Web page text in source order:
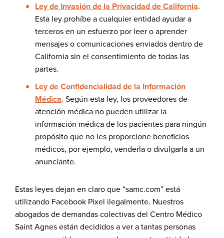
Ley de Invasión de la Privacidad de California.
Esta ley prohíbe a cualquier entidad ayudar a
terceros en un esfuerzo por leer o aprender
mensajes o comunicaciones enviados dentro de
California sin el consentimiento de todas las
partes.
Ley de Confidencialidad de la Información
Médica.Según esta ley, los proveedores de
atención médica no pueden utilizar la
información médica de los pacientes para ningún
propósito que no les proporcione beneficios
médicos, por ejemplo, venderla o divulgarla a un
anunciante.
Estas leyes dejan en claro que “samc.com” está
utilizando Facebook Pixel ilegalmente. Nuestros
abogados de demandas colectivas del Centro Médico
Saint Agnes están decididos a ver a tantas personas